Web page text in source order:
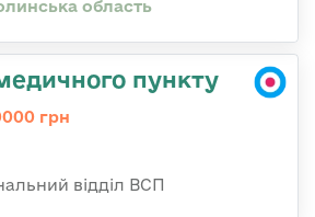
область
пункту
грн
відділ ВСП